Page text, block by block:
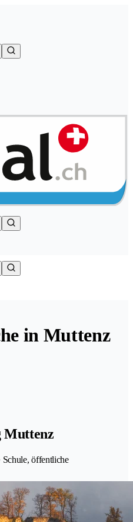
in Muttenz
Muttenz
Schule, öffentliche